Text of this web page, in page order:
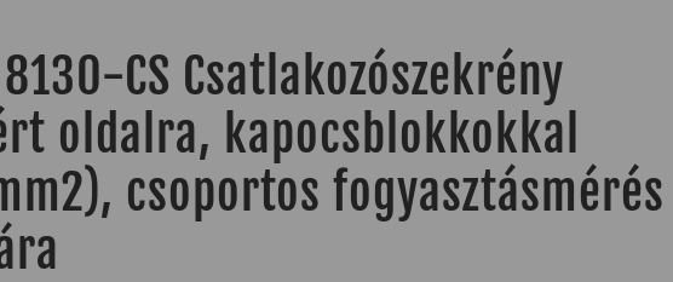
CS Csatlakozószekrény
oldalra, kapocsblokkokkal
csoportos fogyasztásmérés